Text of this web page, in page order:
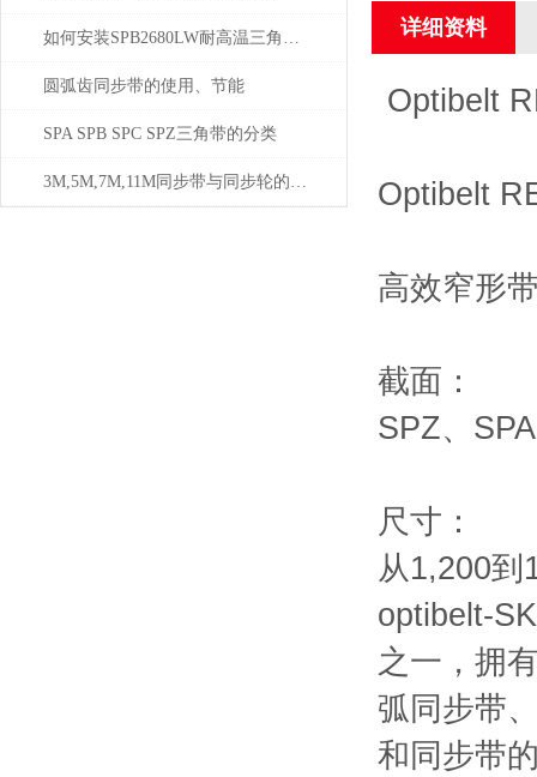
如何安装SPB2680LW耐高温三角带及保养传动装置
圆弧齿同步带的使用、节能
SPA SPB SPC SPZ三角带的分类
3M,5M,7M,11M同步带与同步轮的全面解说
详细资料
Optibelt
Optibelt
高效窄形
截面：
SPZ、
尺寸：
从1,200到
optibelt-
之一，拥
弧同步带
和同步带